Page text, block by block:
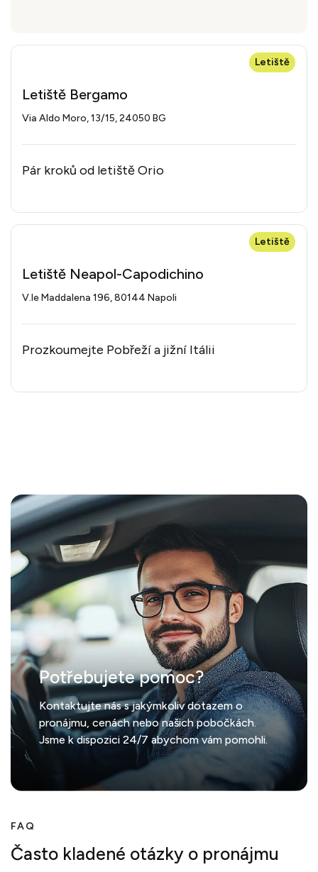
Letiště
Letiště Bergamo
Via Aldo Moro, 13/15, 24050 BG
Pár kroků od letiště Orio
Letiště
Letiště Neapol-Capodichino
V.le Maddalena 196, 80144 Napoli
Prozkoumejte Pobřeží a jižní Itálii
Potřebujete pomoc?
Kontaktujte nás s jakýmkoliv dotazem o
pronájmu, cenách nebo našich pobočkách.
Jsme k dispozici 24/7 abychom vám pomohli.
FAQ
Často kladené otázky o pronájmu